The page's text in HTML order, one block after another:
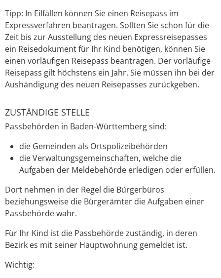
Tipp: In Eilfällen können Sie einen Reisepass im
Expressverfahren beantragen. Sollten Sie schon für die
Zeit bis zur Ausstellung des neuen Expressreisepasses
ein Reisedokument für Ihr Kind benötigen, können Sie
einen vorläufigen Reisepass beantragen. Der vorläufige
Reisepass gilt höchstens ein Jahr. Sie müssen ihn bei der
Aushändigung des neuen Reisepasses zurückgeben.
ZUSTÄNDIGE STELLE
Passbehörden in Baden-Württemberg sind:
die Gemeinden als Ortspolizeibehörden
die Verwaltungsgemeinschaften, welche die
Aufgaben der Meldebehörde erledigen oder erfüllen.
Dort nehmen in der Regel die Bürgerbüros
beziehungsweise die Bürgerämter die Aufgaben einer
Passbehörde wahr.
Für Ihr Kind ist die Passbehörde zuständig, in deren
Bezirk es mit seiner Hauptwohnung gemeldet ist.
Wichtig: